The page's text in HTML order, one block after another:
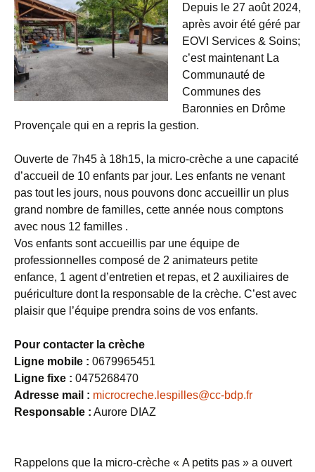
Depuis le 27 août 2024,
après avoir été géré par
EOVI Services & Soins;
c’est maintenant La
Communauté de
Communes des
Baronnies en Drôme
Provençale qui en a repris la gestion.
Ouverte de 7h45 à 18h15, la micro-crèche a une capacité
d’accueil de 10 enfants par jour. Les enfants ne venant
pas tout les jours, nous pouvons donc accueillir un plus
grand nombre de familles, cette année nous comptons
avec nous 12 familles .
Vos enfants sont accueillis par une équipe de
professionnelles composé de 2 animateurs petite
enfance, 1 agent d’entretien et repas, et 2 auxiliaires de
puériculture dont la responsable de la crèche. C’est avec
plaisir que l’équipe prendra soins de vos enfants.
Pour contacter la crèche
Ligne mobile : 0679965451
Ligne fixe : 0475268470
Adresse mail : microcreche.lespilles@cc-bdp.fr
Responsable : Aurore DIAZ
Rappelons que la micro-crèche « A petits pas » a ouvert